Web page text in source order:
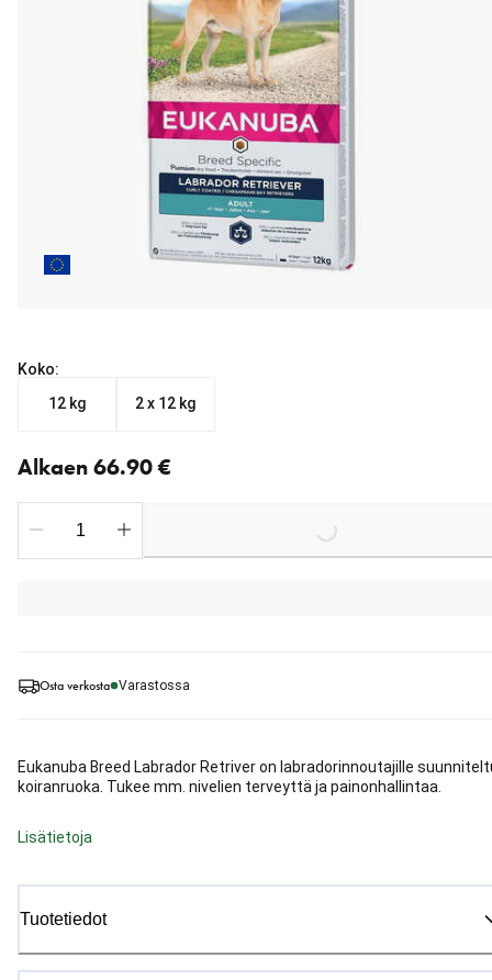
Osta verkosta Varastossa
Eukanuba Breed Labrador Retriver on labradorinnoutajille
koiranruoka. Tukee mm. nivelien terveyttä ja painonhallintaa.
Lisätietoja
Tuotetiedot
Koko:
12 kg
2 x 12 kg
Alkaen 66.90 €